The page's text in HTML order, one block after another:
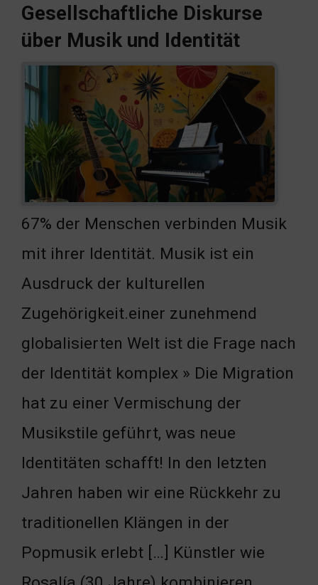
Gesellschaftliche Diskurse
über Musik und Identität
67% der Menschen verbinden Musik
mit ihrer Identität. Musik ist ein
Ausdruck der kulturellen
Zugehörigkeit.einer zunehmend
globalisierten Welt ist die Frage nach
der Identität komplex » Die Migration
hat zu einer Vermischung der
Musikstile geführt, was neue
Identitäten schafft! In den letzten
Jahren haben wir eine Rückkehr zu
traditionellen Klängen in der
Popmusik erlebt […] Künstler wie